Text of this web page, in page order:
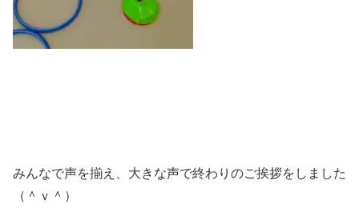
みんなで声を揃え、大きな声で終わりのご挨拶をしました
（＾ｖ＾）